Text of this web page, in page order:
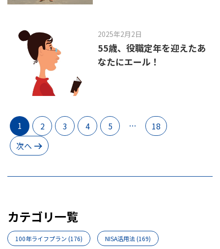
2025年2月2日
55歳、役職定年を迎えたあ
なたにエール！
1 2 3 4 5 …
18
次へ
カテゴリ一覧
100年ライフプラン (176) NISA活用法(169)